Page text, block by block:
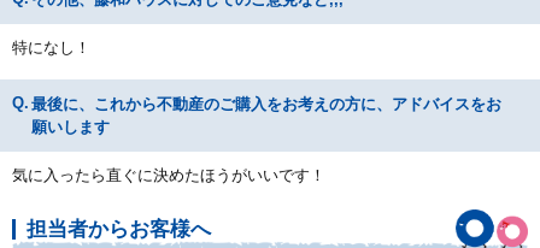
特になし！
最後に、これから不動産のご購入をお考えの方に、アドバイスをお
願いします
気に入ったら直ぐに決めたほうがいいです！
担当者からお客様へ